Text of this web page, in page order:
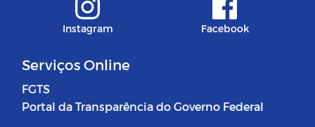
Instagram Facebook
Serviços Online
FGTS
Portal da Transparência do Governo Federal